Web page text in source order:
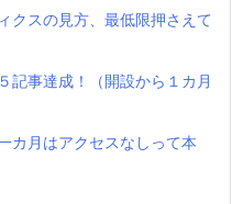
クスの見方、最低限押さえて
記事達成！（開設から１カ月
カ月はアクセスなしって本